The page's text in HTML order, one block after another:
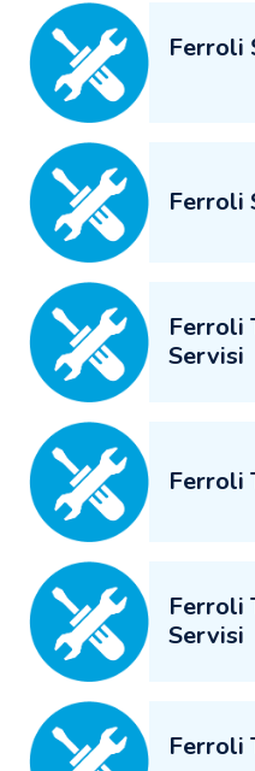
Ferroli
Ferroli
Ferroli
Servisi
Ferroli
Ferroli
Servisi
Ferroli